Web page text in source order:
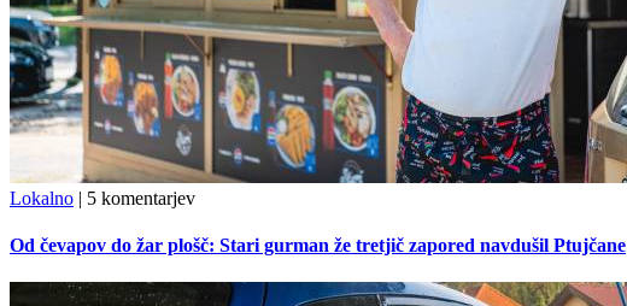
Lokalno | 5 komentarjev
Od čevapov do žar plošč: Stari gurman že tretjič zapored navdušil Ptujčane